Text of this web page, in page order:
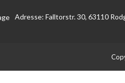
Adresse: Falltorstr. 30, 63110